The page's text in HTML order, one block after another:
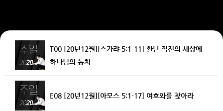
T00 [20년12월][스가랴 5:1-11] 환난 직전의 세상에
하나님의 통치
E08 [20년12월][아모스 5:1-17] 여호와를 찾아라